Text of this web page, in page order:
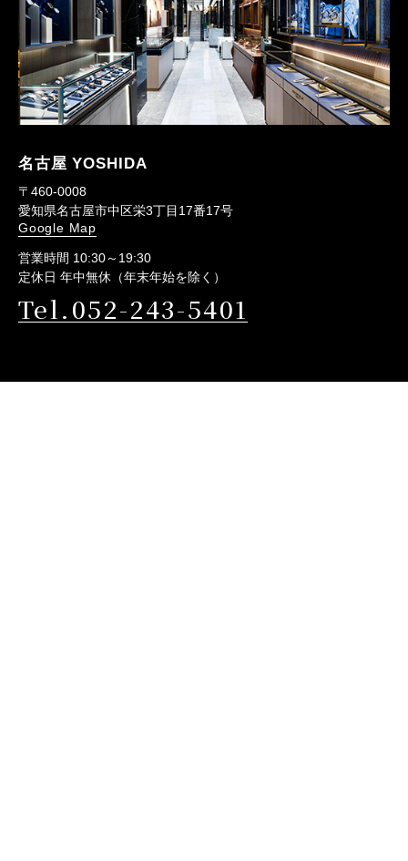
名古屋 YOSHIDA
〒460-0008
愛知県名古屋市中区栄3丁目17番17号
Google Map
営業時間 10:30～19:30
定休日 年中無休（年末年始を除く）
Tel.052-243-5401